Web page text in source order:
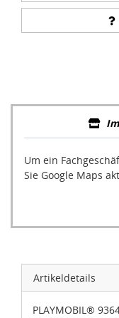
Um ein
Sie Google Maps
Artikeldetails
PLAYMOBIL®